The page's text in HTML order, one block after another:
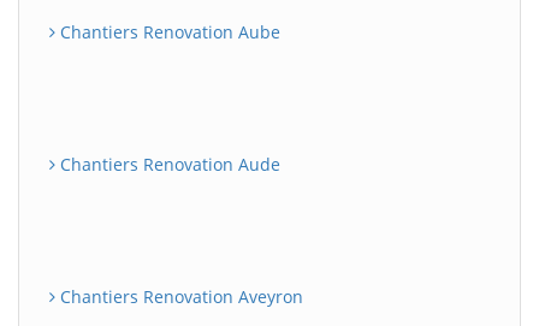
Chantiers Renovation Aube
Chantiers Renovation Aude
Chantiers Renovation Aveyron